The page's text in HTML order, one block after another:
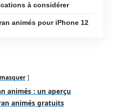
à considérer
animés pour iPhone 12
masquer
animés : un aperçu
animés gratuits